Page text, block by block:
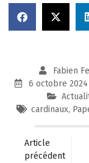
Fabien
6 octobre 2024
cardinaux,
Article
précédent